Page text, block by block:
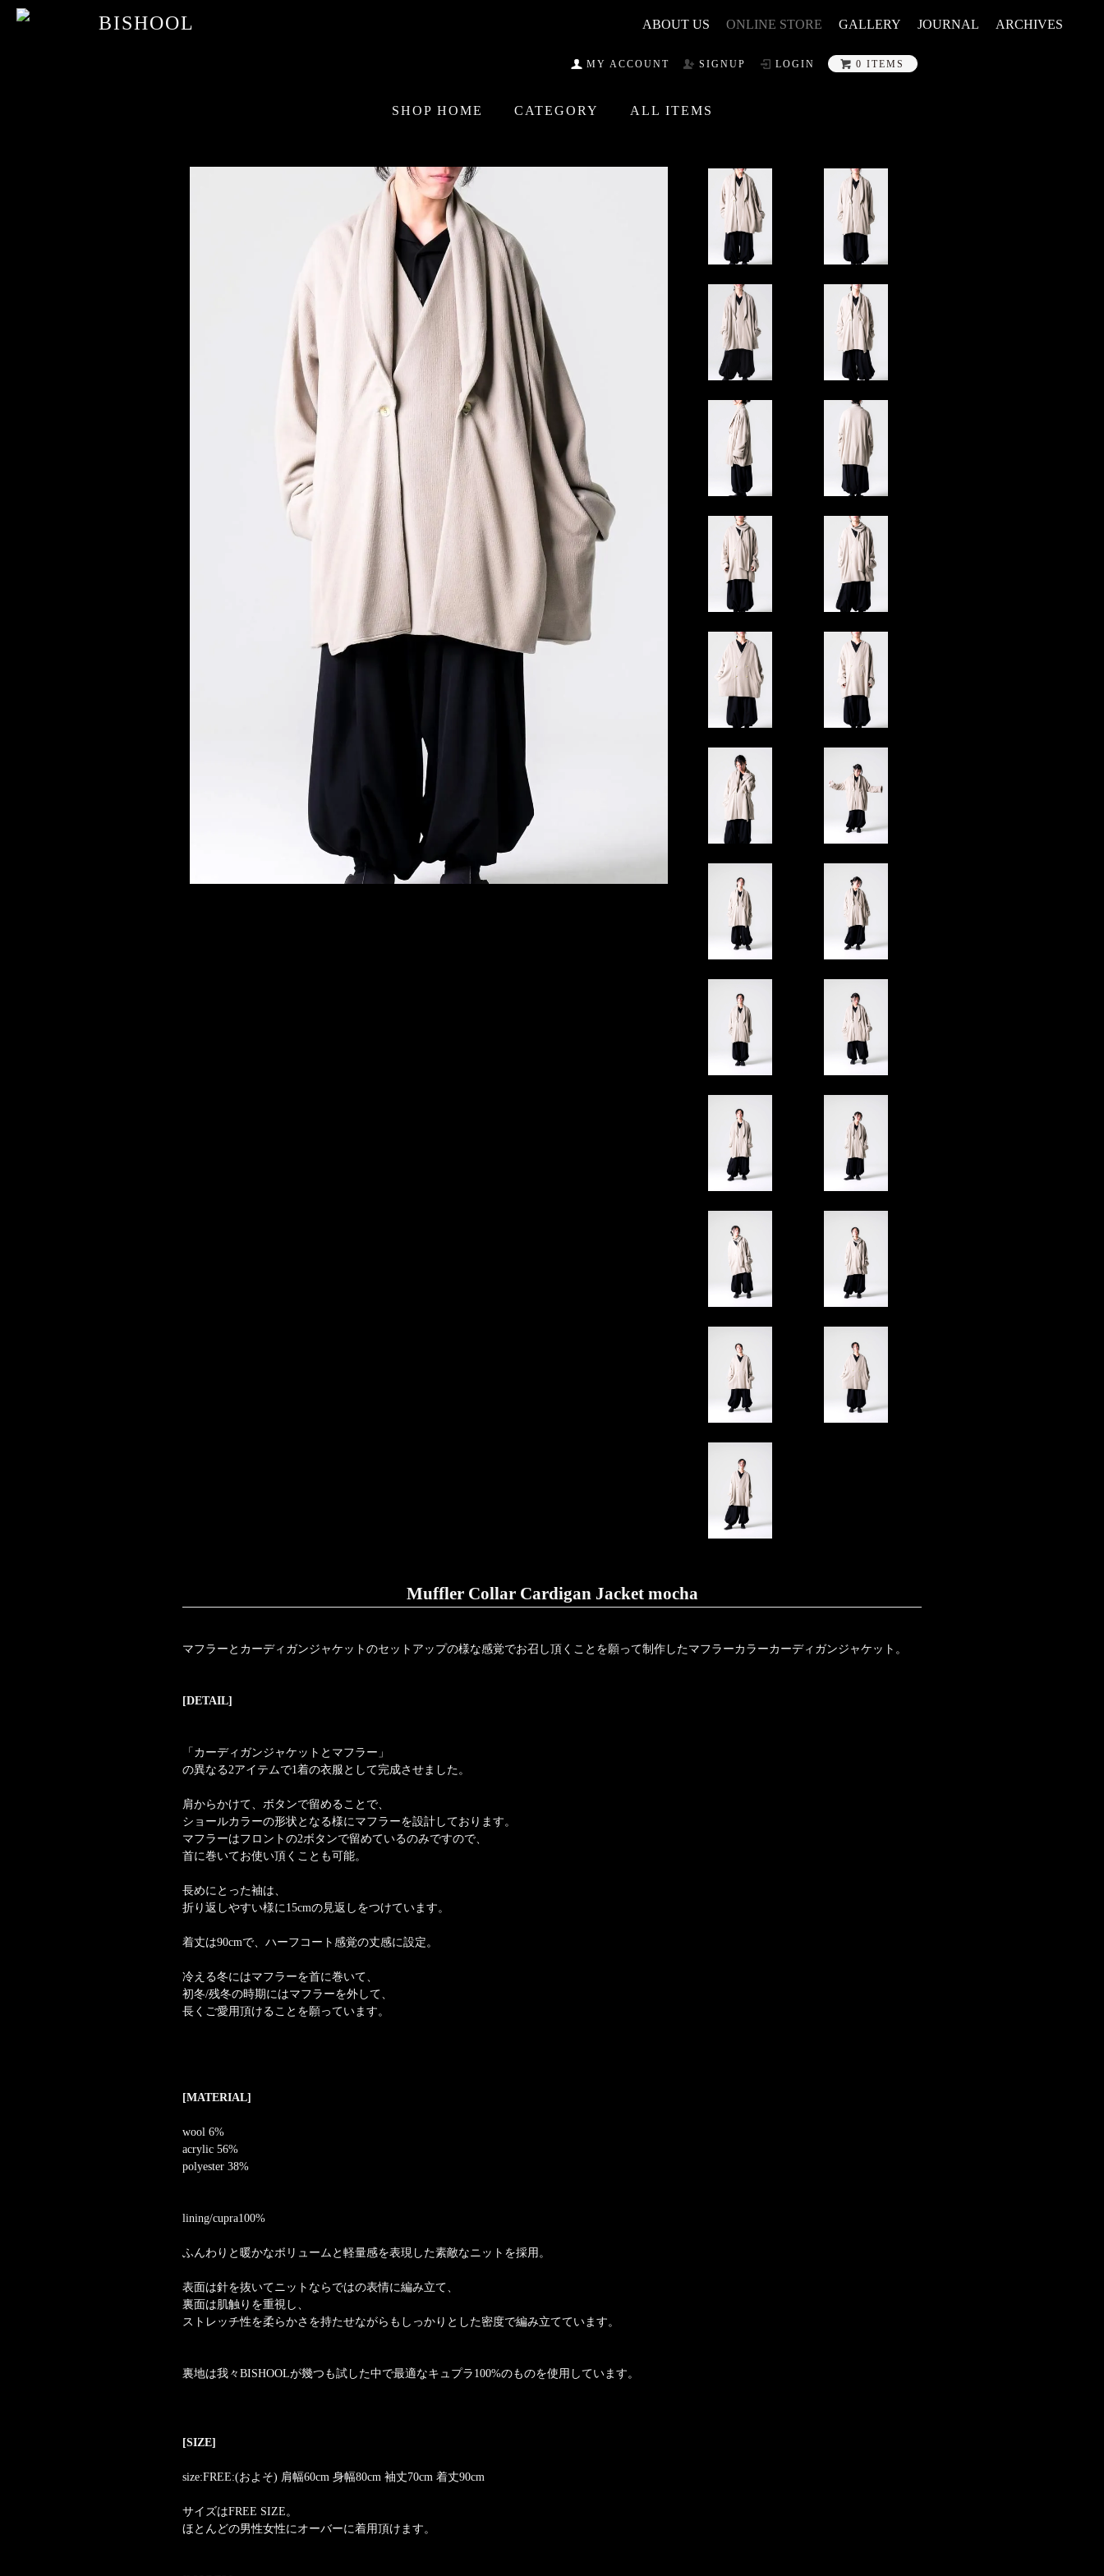
ARCHIVES
JOURNAL
GALLERY
ONLINE STORE
ABOUT US
MY ACCOUNT SIGNUP LOGIN 0 ITEMS
SHOP HOME CATEGORY ALL ITEMS
Muffler Collar Cardigan Jacket mocha
マフラーとカーディガンジャケットのセットアップの様な感覚でお召し頂くことを願って制作したマフラーカラーカーディガンジャケット。
[DETAIL]
「カーディガンジャケットとマフラー」
の異なる2アイテムで1着の衣服として完成させました。
肩からかけて、ボタンで留めることで、
ショールカラーの形状となる様にマフラーを設計しております。
マフラーはフロントの2ボタンで留めているのみですので、
首に巻いてお使い頂くことも可能。
長めにとった袖は、
折り返しやすい様に15cmの見返しをつけています。
着丈は90cmで、ハーフコート感覚の丈感に設定。
冷える冬にはマフラーを首に巻いて、
初冬/残冬の時期にはマフラーを外して、
長くご愛用頂けることを願っています。
[MATERIAL]
wool 6%
acrylic 56%
polyester 38%
lining/cupra100%
ふんわりと暖かなボリュームと軽量感を表現した素敵なニットを採用。
表面は針を抜いてニットならではの表情に編み立て、
裏面は肌触りを重視し、
ストレッチ性を柔らかさを持たせながらもしっかりとした密度で編み立てています。
裏地は我々BISHOOLが幾つも試した中で最適なキュプラ100%のものを使用しています。
[SIZE]
size:FREE:(およそ) 肩幅60cm 身幅80cm 袖丈70cm 着丈90cm
サイズはFREE SIZE。
ほとんどの男性女性にオーバーに着用頂けます。